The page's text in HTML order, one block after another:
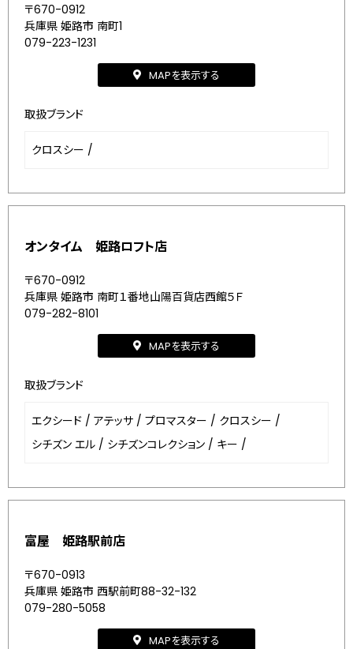
〒670-0912
兵庫県 姫路市 南町1
079-223-1231
MAPを表示する
取扱ブランド
クロスシー /
オンタイム 姫路ロフト店
〒670-0912
兵庫県 姫路市 南町１番地山陽百貨店西館５Ｆ
079-282-8101
MAPを表示する
取扱ブランド
エクシード / アテッサ / プロマスター / クロスシー /
シチズン エル / シチズンコレクション / キー /
富屋 姫路駅前店
〒670-0913
兵庫県 姫路市 西駅前町88-32-132
079-280-5058
MAPを表示する